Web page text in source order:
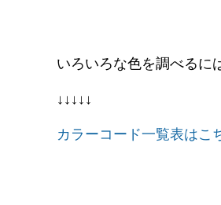
いろいろな色を調べるに
↓↓↓↓↓
カラーコード一覧表はこ